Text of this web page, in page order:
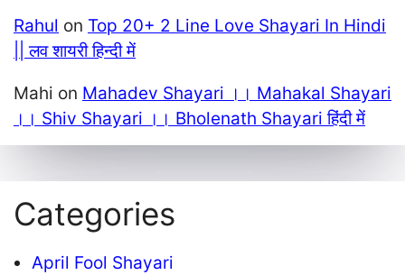
Rahul on Top 20+ 2 Line Love Shayari In Hindi
|| लव शायरी हिन्दी में
Mahi on Mahadev Shayari ।। Mahakal Shayari
।। Shiv Shayari ।। Bholenath Shayari हिंदी में
Categories
April Fool Shayari